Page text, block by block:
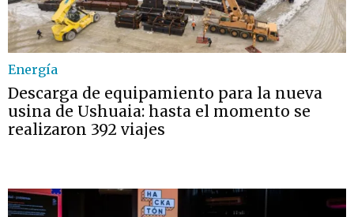
Energía
Descarga de equipamiento para la nueva
usina de Ushuaia: hasta el momento se
realizaron 392 viajes